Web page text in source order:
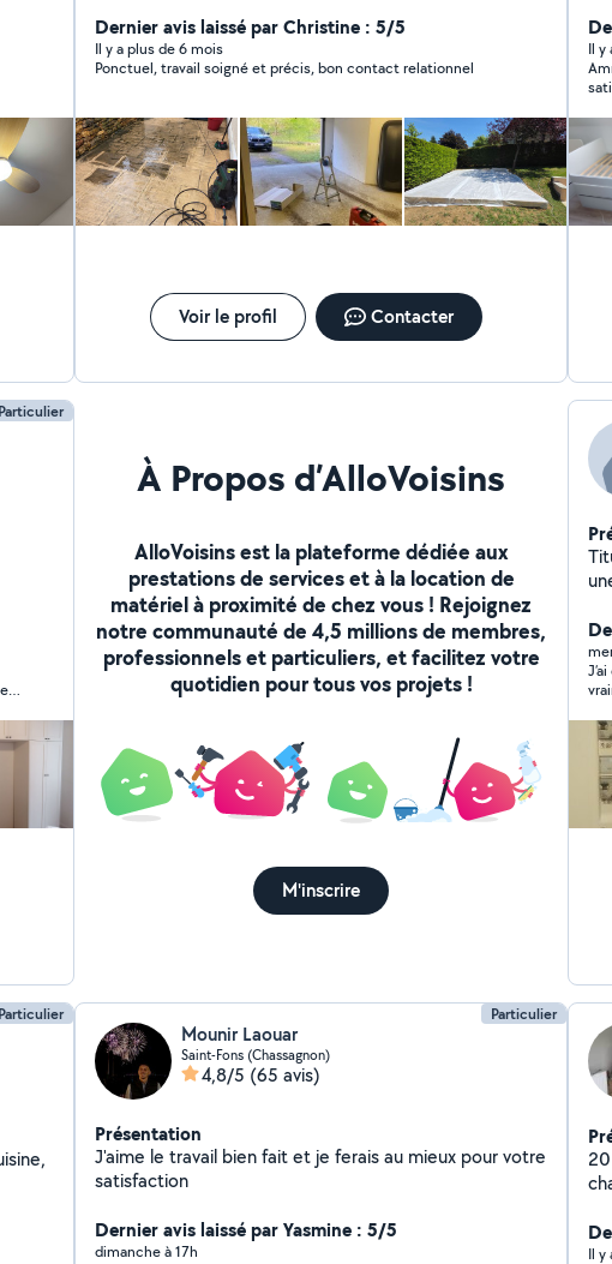
télé
*
de
déménagement avec une grande qualité d'intervention
n'hésitez pas à me contacter merci
Dernier avis laissé par Christine : 5/5
Il y a plus de 6 mois
Ponctuel, travail soigné et précis, bon contact relationnel
Voir le profil Contacter
Il y
Particulier
À Propos d’AlloVoisins
AlloVoisins est la plateforme dédiée aux
prestations de services et à la location de
matériel à proximité de chez vous ! Rejoignez
notre communauté de 4,5 millions de membres,
professionnels et particuliers, et facilitez votre
quotidien pour tous vos projets !
M'inscrire
la
Particulier Particulier
Mounir Laouar
Saint-Fons (Chassagnon)
4,8/5 (65 avis)
Présentation
J'aime le travail bien fait et je ferais au mieux pour votre
satisfaction
Dernier avis laissé par Yasmine : 5/5
dimanche à 17h
Il y